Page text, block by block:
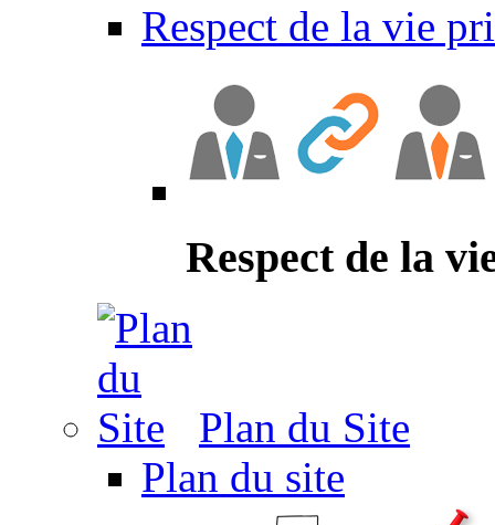
Respect de la vie
Respect de la
Plan du Site
Plan du site